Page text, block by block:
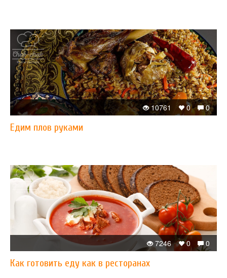
0
0
10761
​Едим плов руками
0
0
7246
​Как готовить еду как в ресторанах